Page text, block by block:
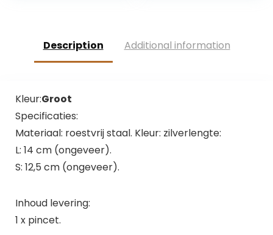
Gebogen Schaar
Grooming Kam
Description Additional information
Kleur:Groot
Specificaties:
Materiaal: roestvrij staal. Kleur: zilverlengte:
L: 14 cm (ongeveer).
S: 12,5 cm (ongeveer).
Inhoud levering:
1 x pincet.